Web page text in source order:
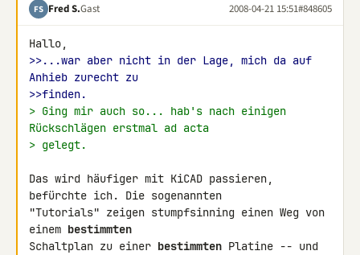
FS Fred S.Gast 2008-04-21 15:51#848605
>>...war aber nicht in der Lage, mich da auf
Anhieb zurecht zu
>>finden.
> Ging mir auch so... hab's nach einigen
Rückschlägen erstmal ad acta
> gelegt.
Das wird häufiger mit KiCAD passieren,
befürchte ich. Die sogenannten
"Tutorials" zeigen stumpfsinning einen Weg von
einem bestimmten
Schaltplan zu einer bestimmten Platine -- und